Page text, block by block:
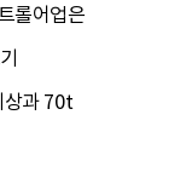
롤어업은
상과 70t